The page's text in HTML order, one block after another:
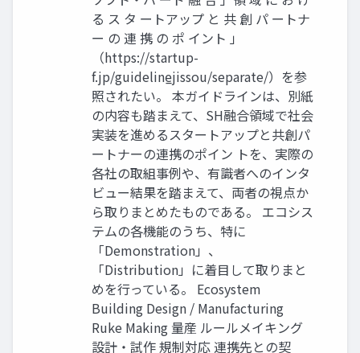
る ス タ ートアップ と 共 創 パ ートナ
ー の 連 携 の ポ イント 」
（https://startup-
f.jp/guideline̲jissou/separate/）を参
照されたい。 本ガイドラインは、別紙
の内容も踏まえて、SH融合領域で社会
実装を進めるスタートアップと共創パ
ートナーの連携のポイン トを、実際の
各社の取組事例や、有識者へのインタ
ビュー結果を踏まえて、両者の視点か
ら取りまとめたものである。 エコシス
テムの各機能のうち、特に
「Demonstration」、
「Distribution」に着目して取りまと
めを行っている。 Ecosystem
Building Design / Manufacturing
Ruke Making 量産 ルールメイキング
設計・試作 規制対応 連携先との契